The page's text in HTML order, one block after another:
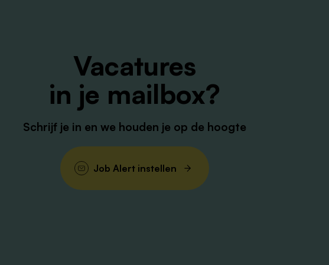
Vacatures
in je mailbox?
Schrijf je in en we houden je op de hoogte
Job Alert instellen